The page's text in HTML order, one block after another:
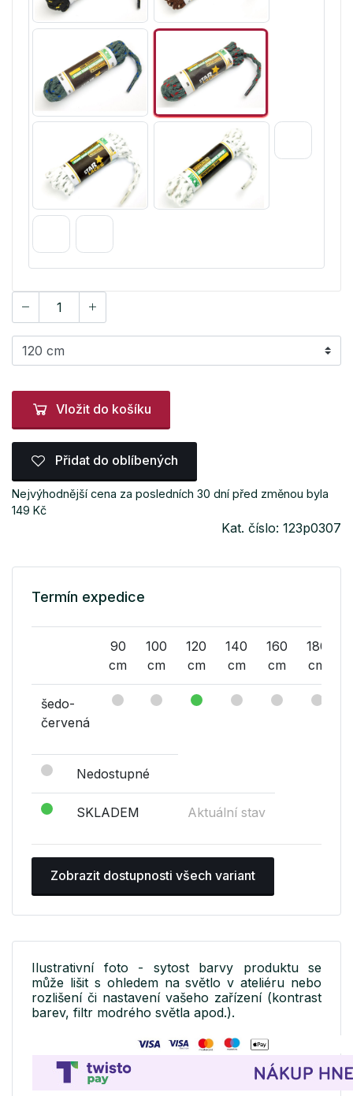
Vložit do košíku
Přidat do oblíbených
Nejvýhodnější cena za posledních 30 dní před změnou byla
149 Kč
Kat. číslo: 123p0307
Termín expedice
90
cm
100
cm
120
cm
140
cm
160
cm
180
cm
šedo-
červená
Nedostupné
SKLADEM Aktuální stav
Zobrazit dostupnosti všech variant
Ilustrativní foto - sytost barvy produktu se
může lišit s ohledem na světlo v ateliéru nebo
rozlišení či nastavení vašeho zařízení (kontrast
barev, filtr modrého světla apod.).